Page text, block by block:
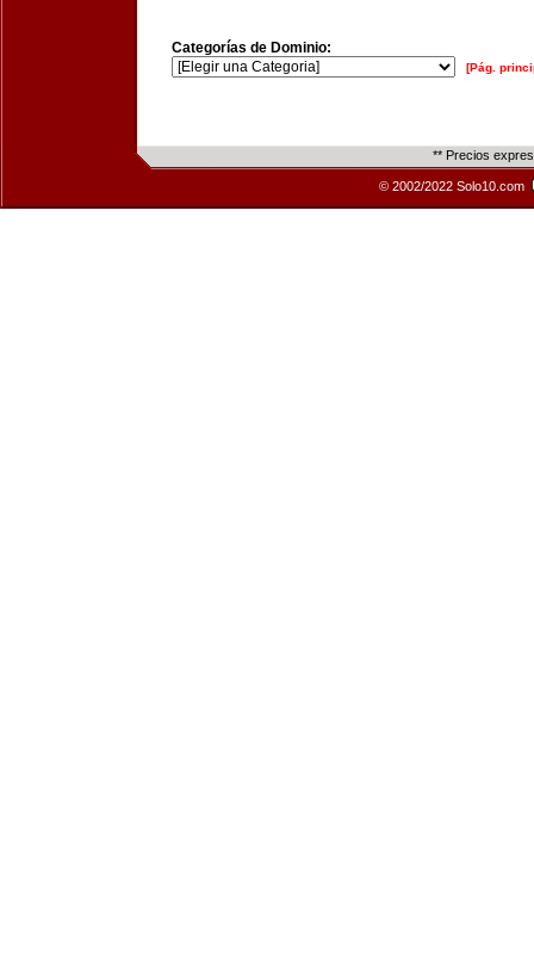
Categorías de Dominio:
[Pág.
** Precios
© 2002/2022 Solo10.com